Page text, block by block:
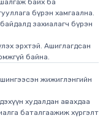
бүрэн хамгаална.
захиалагч бүрэн
эрхтэй. Ашиглагдсан
байна.
жижиглэнгийн
худалдан авахдаа
баталгаажиж хүргэлт